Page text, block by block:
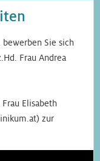
Sie sich
Frau Andrea
Elisabeth
zur